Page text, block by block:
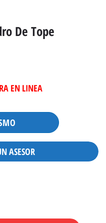
De Tope
EN LINEA
ASESOR